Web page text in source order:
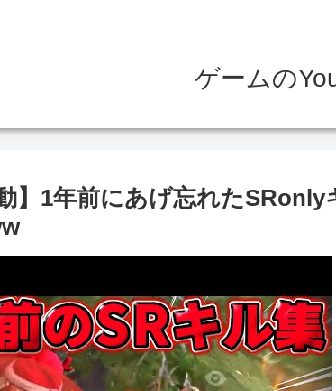
ゲームの
動】1年前にあげ忘れた